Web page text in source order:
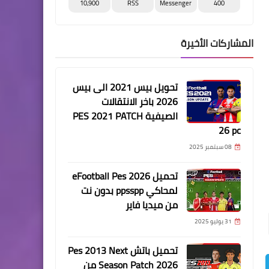
400
Messenger
RSS
10,900
المشاركات الأخيرة
تحويل بيس 2021 الى بيس
2026 باخر الانتقالات
الصيفية PES 2021 PATCH
26 pc
08 سبتمبر 2025
تحميل eFootball Pes 2026
لمحاكي ppsspp بدون نت
من ميديا فاير
31 يوليو 2025
تحميل باتش Pes 2013 Next
Season Patch 2026 من